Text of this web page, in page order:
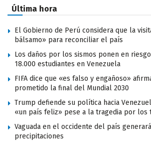
Última hora
El Gobierno de Perú considera que la
bálsamo» para reconciliar el país
Los daños por los sismos ponen en
18.000 estudiantes en Venezuela
FIFA dice que «es falso y engañoso»
prometido la final del Mundial 2030
Trump defiende su política hacia
«un país feliz» pese a la tragedia por los
Vaguada en el occidente del país
precipitaciones